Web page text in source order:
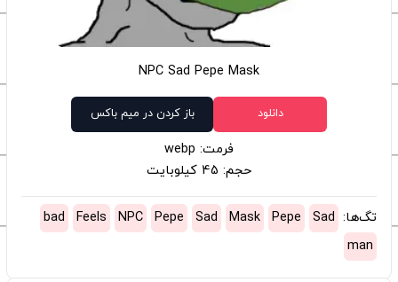
NPC Sad Pepe Mask
دانلود باز کردن در میم باکس
فرمت: webp
حجم: 45 کیلوبایت
تگ‌ها: Sad
Pepe
Mask
Sad
Pepe
NPC
Feels
bad
man